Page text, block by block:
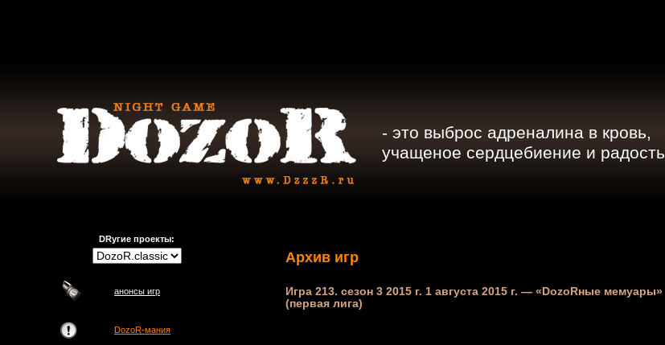
- это выброс адреналина в кровь,
учащеное сердцебиение и радость
DRугие проекты:
анонсы игр
DozoR-мания
Архив игр
Игра 213. сезон 3 2015 г. 1 августа 2015 г. — «DozoRные мемуары»
(первая лига)